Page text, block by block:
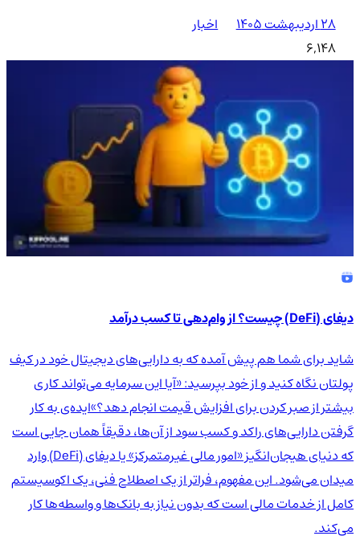
۲۸ اردیبهشت ۱۴۰۵
اخبار
6,148
دیفای (DeFi) چیست؟ از وام‌دهی تا کسب درآمد
شاید برای شما هم پیش آمده که به دارایی‌های دیجیتال خود در کیف
پولتان نگاه کنید و از خود بپرسید: «آیا این سرمایه می‌تواند کاری
بیشتر از صبر کردن برای افزایش قیمت انجام دهد؟»ایده‌ی به کار
گرفتن دارایی‌های راکد و کسب سود از آن‌ها، دقیقاً همان جایی است
که دنیای هیجان‌انگیز «امور مالی غیرمتمرکز» یا دیفای (DeFi) وارد
میدان می‌شود. این مفهوم، فراتر از یک اصطلاح فنی، یک اکوسیستم
کامل از خدمات مالی است که بدون نیاز به بانک‌ها و واسطه‌ها کار
می‌کند.